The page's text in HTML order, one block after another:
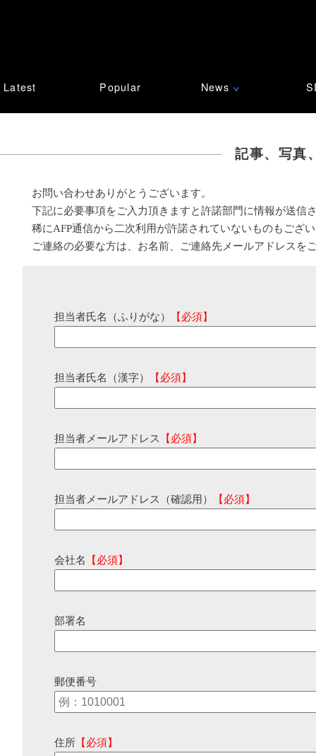
Latest Popular News ∨
記事、写真
お問い合わせありがとうございます。
下記に必要事項をご入力頂きますと許諾部門に情報が送信
稀にAFP通信から二次利用が許諾されていないものもござ
ご連絡の必要な方は、お名前、ご連絡先メールアドレスを
担当者氏名（ふりがな） 【必須】
担当者氏名（漢字） 【必須】
担当者メールアドレス 【必須】
担当者メールアドレス（確認用） 【必須】
会社名 【必須】
部署名
郵便番号
住所 【必須】